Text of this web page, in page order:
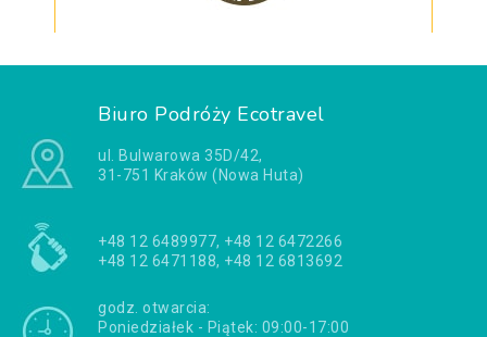
Biuro Podróży Ecotravel
ul. Bulwarowa 35D/42,
31-751 Kraków (Nowa Huta)
+48 12 6489977, +48 12 6472266
+48 12 6471188, +48 12 6813692
godz. otwarcia:
Poniedziałek - Piątek: 09:00-17:00